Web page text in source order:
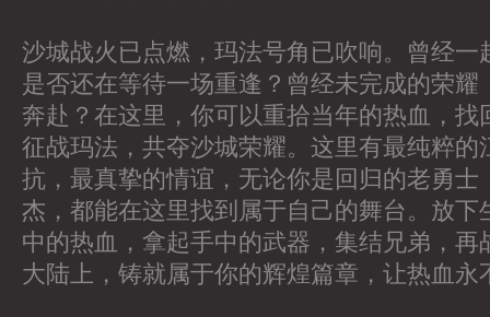
沙城战火已点燃，玛法号角已吹响。曾经一
是否还在等待一场重逢？曾经未完成的荣耀
奔赴？在这里，你可以重拾当年的热血，找
征战玛法，共夺沙城荣耀。这里有最纯粹的
抗，最真挚的情谊，无论你是回归的老勇士
杰，都能在这里找到属于自己的舞台。放下
中的热血，拿起手中的武器，集结兄弟，再
大陆上，铸就属于你的辉煌篇章，让热血永